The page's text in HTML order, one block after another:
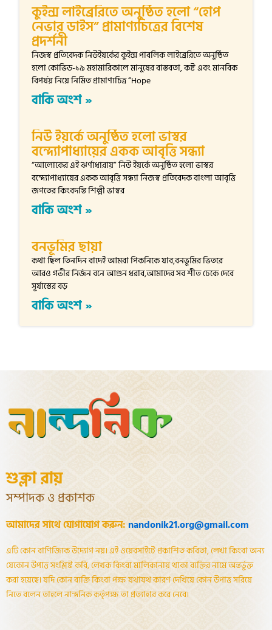
কুইন্স লাইব্রেরিতে অনুষ্ঠিত হলো “হোপ
নেভার ডাইস” প্রামাণ্যচিত্রের বিশেষ
প্রদর্শনী
নিজস্ব প্রতিবেদক নিউইয়র্কের কুইন্স পাবলিক লাইব্রেরিতে অনুষ্ঠিত
হলো কোভিড-১৯ মহামারিকালে মানুষের বাস্তবতা, কষ্ট এবং মানবিক
বিপর্যয় নিয়ে নির্মিত প্রামাণ্যচিত্র “Hope
বাকি অংশ »
নিউ ইয়র্কে অনুষ্ঠিত হলো ভাস্বর
বন্দ্যোপাধ্যায়ের একক আবৃত্তি সন্ধ্যা
“আলোকের এই ঝর্ণাধারায়” নিউ ইয়র্কে অনুষ্ঠিত হলো ভাস্বর
বন্দ্যোপাধ্যায়ের একক আবৃত্তি সন্ধ্যা নিজস্ব প্রতিবেদক বাংলা আবৃত্তি
জগতের কিংবদন্তি শিল্পী ভাস্বর
বাকি অংশ »
বনভূমির ছায়া
কথা ছিল তিনদিন বাদেই আমরা পিকনিকে যাব,বনভূমির ভিতরে
আরও গভীর নির্জন বনে আগুন ধরাব,আমাদের সব শীত ঢেকে দেবে
সূর্যাস্তের বড়
বাকি অংশ »
শুক্লা রায়
সম্পাদক ও প্রকাশক
আমাদের সাথে যোগাযোগ করুন: nandonik21.org@gmail.com
এটি কোন বাণিজ্যিক উদ্যোগ নয়। এই ওয়েবসাইটে প্রকাশিত কবিতা, লেখা কিংবা অন্য
যেকোন উপাত্ত সংশ্লিষ্ট কবি, লেখক কিংবা মালিকানায় থাকা ব্যক্তির নামে অন্তর্ভূক্ত
করা হয়েছে। যদি কোন ব্যক্তি কিংবা পক্ষ যথাযথ কারণ দেখিয়ে কোন উপাত্ত সরিয়ে
নিতে বলেন তাহলে নান্দনিক কর্তৃপক্ষ তা প্রত্যাহার করে নেবে।